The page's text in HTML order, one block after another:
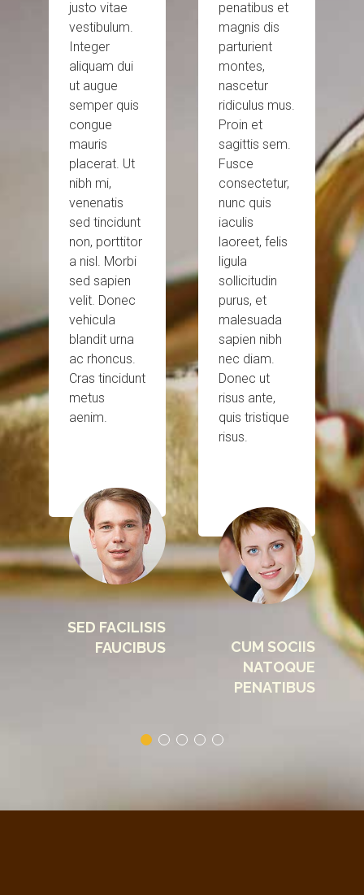
justo vitae
vestibulum.
Integer
aliquam dui
ut augue
semper quis
congue
mauris
placerat. Ut
nibh mi,
venenatis
sed tincidunt
non, porttitor
a nisl. Morbi
sed sapien
velit. Donec
vehicula
blandit urna
ac rhoncus.
Cras tincidunt
metus
aenim.
SED FACILISIS
FAUCIBUS
penatibus et
magnis dis
parturient
montes,
nascetur
ridiculus mus.
Proin et
sagittis sem.
Fusce
consectetur,
nunc quis
iaculis
laoreet, felis
ligula
sollicitudin
purus, et
malesuada
sapien nibh
nec diam.
Donec ut
risus ante,
quis tristique
risus.
CUM SOCIIS
NATOQUE
PENATIBUS